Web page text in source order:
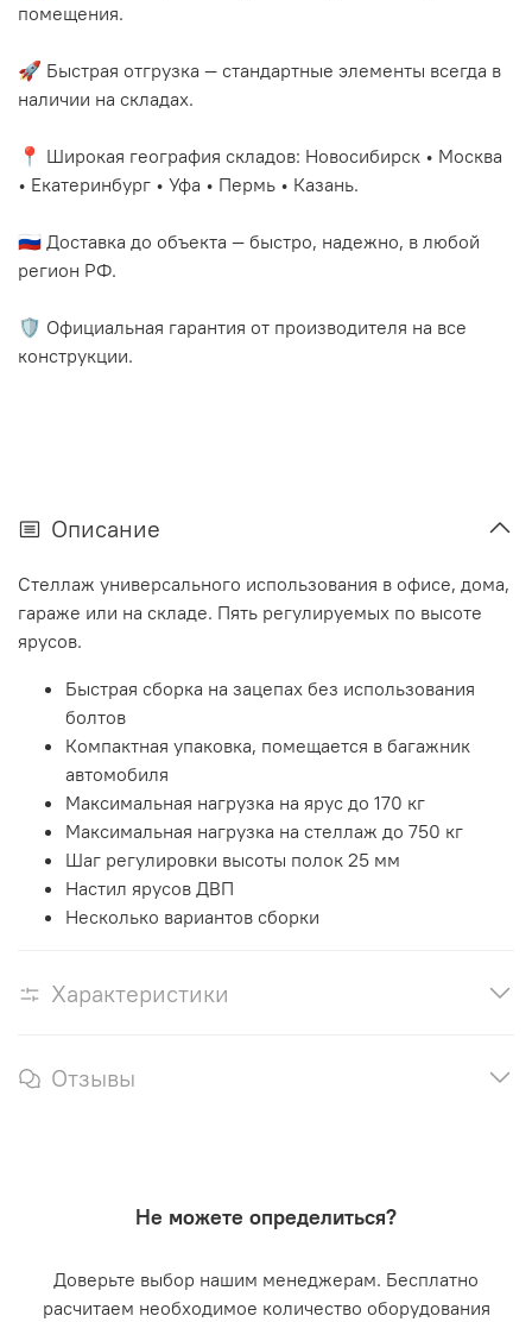
помещения.
🚀 Быстрая отгрузка — стандартные элементы всегда в
наличии на складах.
📍 Широкая география складов: Новосибирск • Москва
• Екатеринбург • Уфа • Пермь • Казань.
🇷🇺 Доставка до объекта — быстро, надежно, в любой
регион РФ.
🛡️ Официальная гарантия от производителя на все
конструкции.
Описание
Стеллаж универсального использования в офисе, дома,
гараже или на складе. Пять регулируемых по высоте
ярусов.
Быстрая сборка на зацепах без использования
болтов
Компактная упаковка, помещается в багажник
автомобиля
Максимальная нагрузка на ярус до 170 кг
Максимальная нагрузка на стеллаж до 750 кг
Шаг регулировки высоты полок 25 мм
Настил ярусов ДВП
Несколько вариантов сборки
Характеристики
Отзывы
Не можете определиться?
Доверьте выбор нашим менеджерам. Бесплатно
расчитаем необходимое количество оборудования